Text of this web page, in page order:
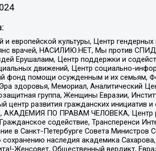
европейской культуры, Центр
врачей, НАСИЛИЮ.НЕТ, Мы против
Ерушалаим, Центр поддержки и
движений, Центр социально-
фонд помощи осужденным и их семьям,
здоровья, Мемориал, Аналитический
группа, Женщины Евразии,
развития гражданских инициатив и
АКАДЕМИЯ ПО ПРАВАМ ЧЕЛОВЕКА, Центр
содействие, Трансперенси
в Санкт-Петербурге Совета Министров
наследия академика
Женсовет, Общественный вердикт,